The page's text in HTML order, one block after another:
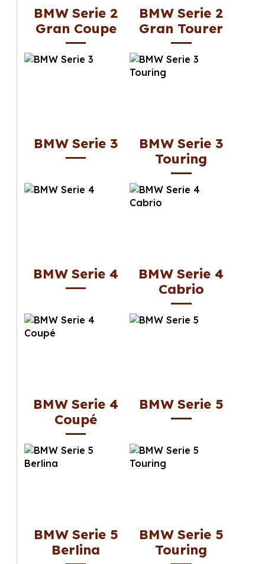
BMW Serie 2
Gran Coupe
BMW Serie 2
Gran Tourer
BMW Serie 3
BMW Serie 3
Touring
BMW Serie 4
BMW Serie 4
Cabrio
BMW Serie 4
Coupé
BMW Serie 5
BMW Serie 5
Berlina
BMW Serie 5
Touring